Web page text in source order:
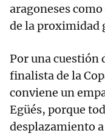
aragoneses
de la proximidad
Por una cuestión
finalista de la
conviene un
Egüés, porque
desplazamiento